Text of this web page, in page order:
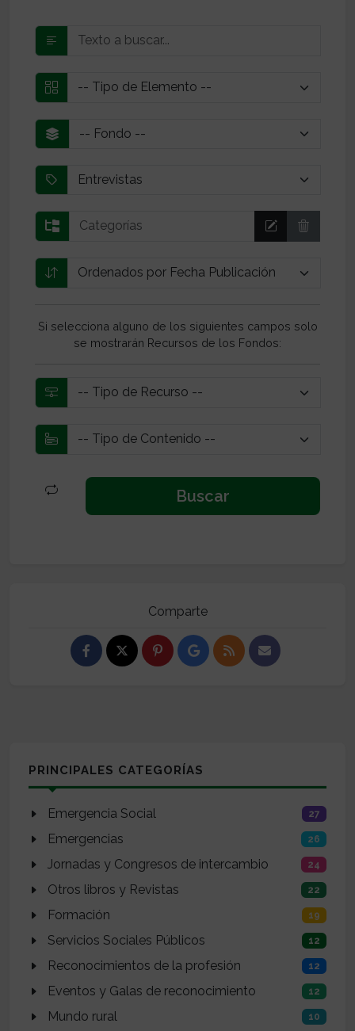
Si selecciona alguno de los siguientes campos solo
se mostrarán Recursos de los Fondos:
Comparte
PRINCIPALES CATEGORÍAS
Emergencia Social 27
Emergencias 26
Jornadas y Congresos de intercambio 24
Otros libros y Revistas 22
Formación 19
Servicios Sociales Públicos 12
Reconocimientos de la profesión 12
Eventos y Galas de reconocimiento 12
Mundo rural 10